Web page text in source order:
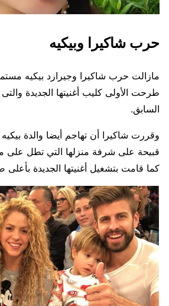
حرب شاكيرا وبيكيه
مازالت حرب شاكيرا وجيرارد بيكيه
طرحت الأولى كليب أغنيتها الجديدة والتى
السابق.
وقررت شاكيرا أن تهاجم أيضا والدة
قبيحة على شرفة منزلها التي تطل على
كما قامت بتشغيل أغنيتها الجديدة